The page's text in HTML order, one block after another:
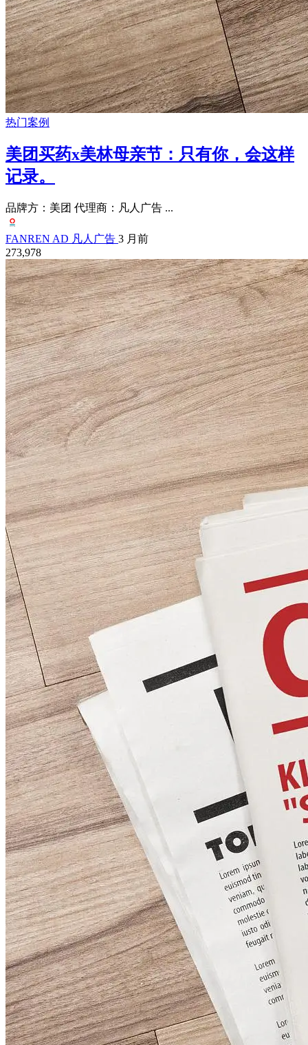
热门案例
美团买药x美林母亲节：只有你，会这样
记录。
品牌方：美团 代理商：凡人广告 ...
FANREN AD 凡人广告 3 月前
273,978